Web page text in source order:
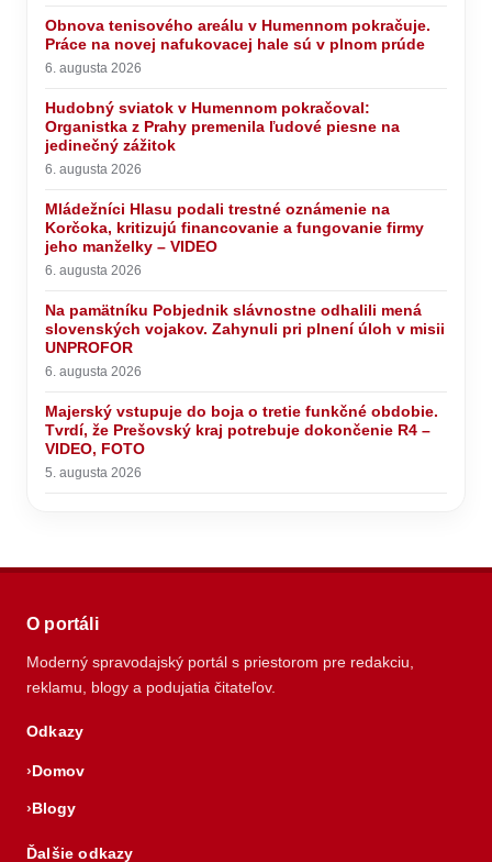
Obnova tenisového areálu v Humennom pokračuje.
Práce na novej nafukovacej hale sú v plnom prúde
6. augusta 2026
Hudobný sviatok v Humennom pokračoval:
Organistka z Prahy premenila ľudové piesne na
jedinečný zážitok
6. augusta 2026
Mládežníci Hlasu podali trestné oznámenie na
Korčoka, kritizujú financovanie a fungovanie firmy
jeho manželky – VIDEO
6. augusta 2026
Na pamätníku Pobjednik slávnostne odhalili mená
slovenských vojakov. Zahynuli pri plnení úloh v misii
UNPROFOR
6. augusta 2026
Majerský vstupuje do boja o tretie funkčné obdobie.
Tvrdí, že Prešovský kraj potrebuje dokončenie R4 –
VIDEO, FOTO
5. augusta 2026
O portáli
Moderný spravodajský portál s priestorom pre redakciu,
reklamu, blogy a podujatia čitateľov.
Odkazy
Domov
Blogy
Ďalšie odkazy